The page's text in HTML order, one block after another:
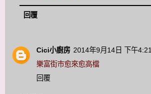
回覆
Cici小廚房 2014年9月14日 下午4:21
樂富街巿愈來愈高檔
回覆